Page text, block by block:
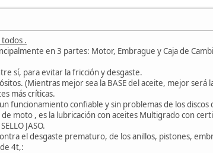
.
en 3 partes: Motor, Embrague y Caja de
sí, para evitar la fricción y desgaste.
(Mientras mejor sea la BASE del aceite, mejor será
más críticas.
funcionamiento confiable y sin problemas de los discos
moto , es la lubricación con aceites Multigrado con
JASO.
el desgaste prematuro, de los anillos, pistones,
4t,: